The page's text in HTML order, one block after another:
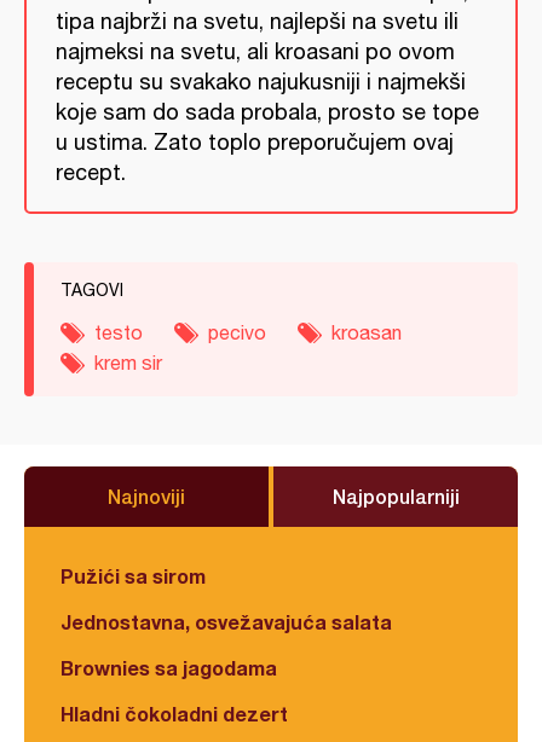
tipa najbrži na svetu, najlepši na svetu ili
najmeksi na svetu, ali kroasani po ovom
receptu su svakako najukusniji i najmekši
koje sam do sada probala, prosto se tope
u ustima. Zato toplo preporučujem ovaj
recept.
TAGOVI
testo pecivo
kroasan
krem sir
Najnoviji Najpopularniji
Pužići sa sirom
Jednostavna, osvežavajuća salata
Brownies sa jagodama
Hladni čokoladni dezert